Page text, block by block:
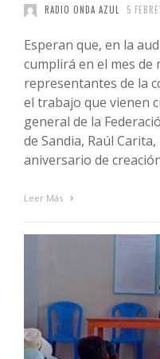
RADIO ONDA AZUL 5
Esperan que, en la
cumplirá en el mes de
representantes de la
el trabajo que vienen
general de la
de Sandia, Raúl
aniversario de
Leer Más